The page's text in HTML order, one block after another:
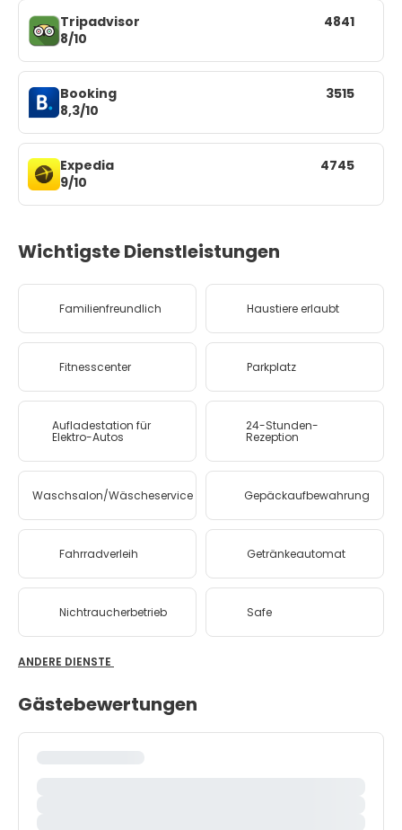
Tripadvisor
8/10
4841
Booking
8,3/10
3515
Expedia
9/10
4745
Wichtigste Dienstleistungen
Familienfreundlich Haustiere erlaubt
Fitnesscenter Parkplatz
Aufladestation für
Elektro-Autos
24-Stunden-
Rezeption
Waschsalon/Wäscheservice Gepäckaufbewahrung
Fahrradverleih Getränkeautomat
Nichtraucherbetrieb Safe
ANDERE DIENSTE
Gästebewertungen